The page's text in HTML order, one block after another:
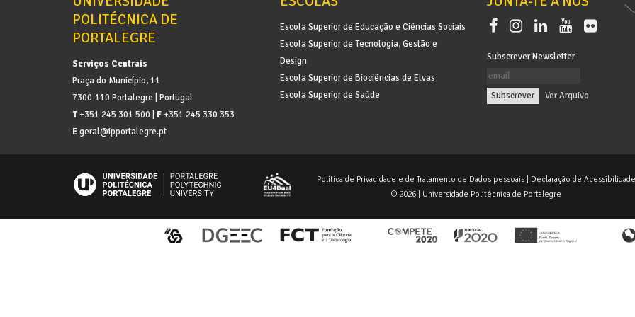
POLITÉCNICA DE
PORTALEGRE
Serviços Centrais
Praça do Município, 11
7300-110 Portalegre | Portugal
T+351 245 301 500 | F+351 245 330 353
Egeral@ipportalegre.pt
Escola Superior de Educação e Ciências Sociais
Escola Superior de Tecnologia, Gestão e
Design
Escola Superior de Biociências de Elvas
Escola Superior de Saúde
Subscrever Newsletter
Ver Arquivo
Política de Privacidade e de Tratamento de Dados pessoais
Declaração de Acessibilidade
© 2026 | Universidade Politécnica de Portalegre